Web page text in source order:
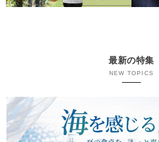
最新の特集
NEW TOPICS